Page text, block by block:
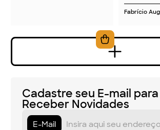
Fabrício
Cadastre seu E-mail para
Receber Novidades
E-Mail